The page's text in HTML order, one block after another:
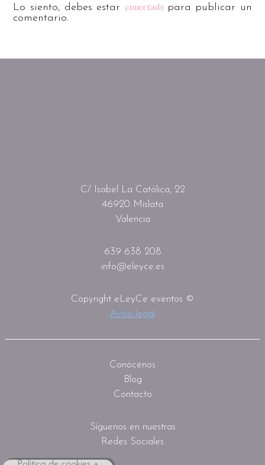
Lo siento, debes estar conectadopara publicar un
comentario.
C/ Isabel La Católica, 22
46920 Mislata
Valencia
639 638 208
info@eleyce.es
Copyright eLeyCe eventos ©
Aviso legal
Conócenos
Blog
Contacto
Síguenos en nuestras
Redes Sociales